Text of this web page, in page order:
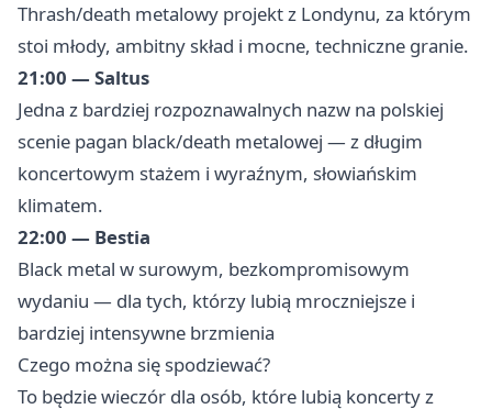
Thrash/death metalowy projekt z Londynu, za którym
stoi młody, ambitny skład i mocne, techniczne granie.
21:00 — Saltus
Jedna z bardziej rozpoznawalnych nazw na polskiej
scenie pagan black/death metalowej — z długim
koncertowym stażem i wyraźnym, słowiańskim
klimatem.
22:00 — Bestia
Black metal w surowym, bezkompromisowym
wydaniu — dla tych, którzy lubią mroczniejsze i
bardziej intensywne brzmienia
Czego można się spodziewać?
To będzie wieczór dla osób, które lubią koncerty z